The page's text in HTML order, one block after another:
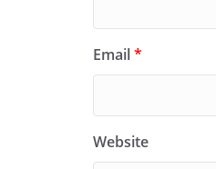
Email*
Website